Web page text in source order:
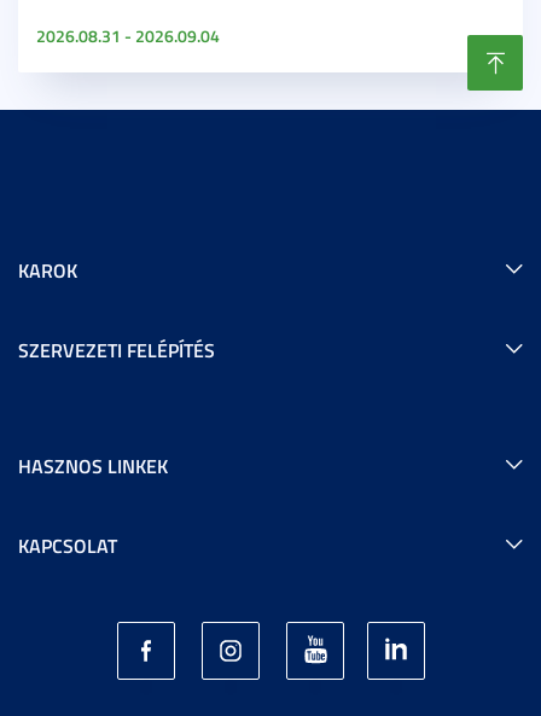
2026.08.31 - 2026.09.04
KAROK
SZERVEZETI FELÉPÍTÉS
HASZNOS LINKEK
KAPCSOLAT